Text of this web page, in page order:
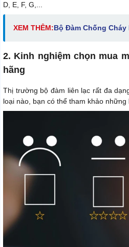
D, E, F, G,...
XEM THÊM:Bộ Đàm Chống Cháy
2. Kinh nghiệm chọn mua
hãng
Thị trường bộ đàm liên lạc rất đa
loại nào, bạn có thể tham khảo những